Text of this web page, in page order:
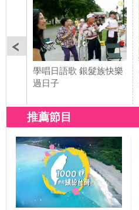
學唱日語歌 銀髮族快樂
過日子
推薦節目